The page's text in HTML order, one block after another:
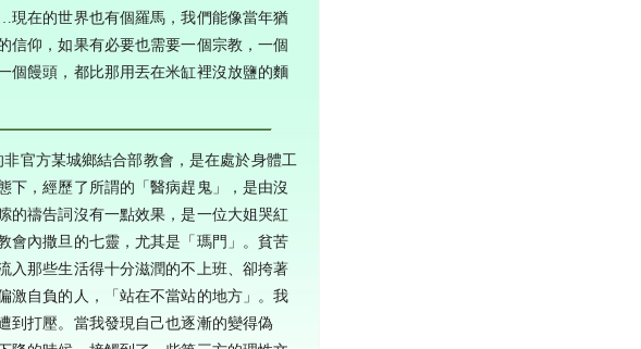
在的世界也有個羅馬，我們能像當年猶
信仰，如果有必要也需要一個宗教，一個
個饅頭，都比那用丟在米缸裡沒放鹽的麵
官方某城鄉結合部教會，是在處於身體工
下，經歷了所謂的「醫病趕鬼」，是由沒
的禱告詞沒有一點效果，是一位大姐哭紅
會內撒旦的七靈，尤其是「瑪門」。貧苦
入那些生活得十分滋潤的不上班、卻挎著
激自負的人，「站在不當站的地方」。我
到打壓。當我發現自己也逐漸的變得偽